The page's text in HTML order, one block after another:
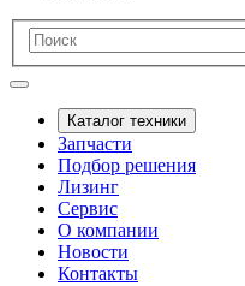
Каталог техники
Запчасти
Подбор решения
Лизинг
Сервис
О компании
Новости
Контакты